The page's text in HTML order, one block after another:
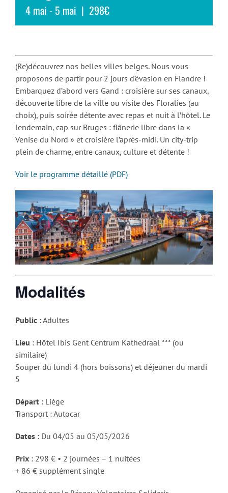
4 mai - 5 mai | 298€
(Re)découvrez nos belles villes belges. Nous vous
proposons de partir pour 2 jours d’évasion en Flandre !
Embarquez d’abord vers Gand : croisière sur ses canaux,
découverte libre de la ville ou visite des Floralies (au
choix), puis soirée détente avec repas et nuit à l’hôtel. Le
lendemain, cap sur Bruges : flânerie libre dans la «
Venise du Nord » et croisière l’après-midi. Un city-trip
plein de charme, entre canaux, culture et détente !
Voir le programme détaillé (PDF)
Modalités
Public : Adultes
Lieu : Hôtel Ibis Gent Centrum Kathedraal *** (ou
similaire)
Souper du lundi 4 (hors boissons) et déjeuner du mardi
5
Départ : Liège
Transport : Autocar
Dates : Du 04/05 au 05/05/2026
Prix : 298 € • 2 journées – 1 nuitées
+ 86 € supplément single